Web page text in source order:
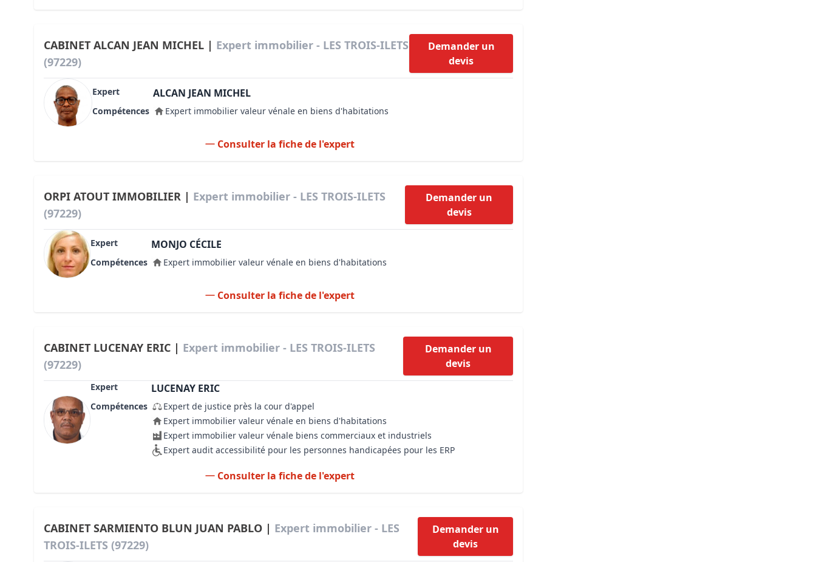
CABINET ALCAN JEAN MICHEL | Expert immobilier - LES TROIS-ILETS
(97229)
Demander un
devis
Expert ALCAN JEAN MICHEL
Compétences Expert immobilier valeur vénale en biens d'habitations
Consulter la fiche de l'expert
ORPI ATOUT IMMOBILIER | Expert immobilier - LES TROIS-ILETS
(97229)
Demander un
devis
Expert MONJO CÉCILE
Compétences Expert immobilier valeur vénale en biens d'habitations
Consulter la fiche de l'expert
CABINET LUCENAY ERIC | Expert immobilier - LES TROIS-ILETS
(97229)
Demander un
devis
Expert LUCENAY ERIC
Compétences
Expert de justice près la cour d'appel
Expert immobilier valeur vénale en biens d'habitations
Expert immobilier valeur vénale biens commerciaux et industriels
Expert audit accessibilité pour les personnes handicapées pour les ERP
Consulter la fiche de l'expert
CABINET SARMIENTO BLUN JUAN PABLO | Expert immobilier - LES
TROIS-ILETS (97229)
Demander un
devis